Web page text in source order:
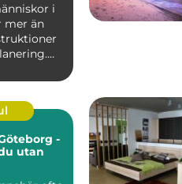
i
mer än
-
utan